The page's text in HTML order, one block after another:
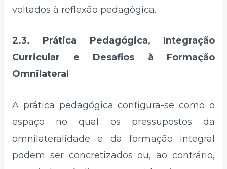
voltados à reflexão pedagógica.
2.3. Prática Pedagógica, Integração
Curricular e Desafios à Formação
Omnilateral
A prática pedagógica configura-se como o
espaço no qual os pressupostos da
omnilateralidade e da formação integral
podem ser concretizados ou, ao contrário,